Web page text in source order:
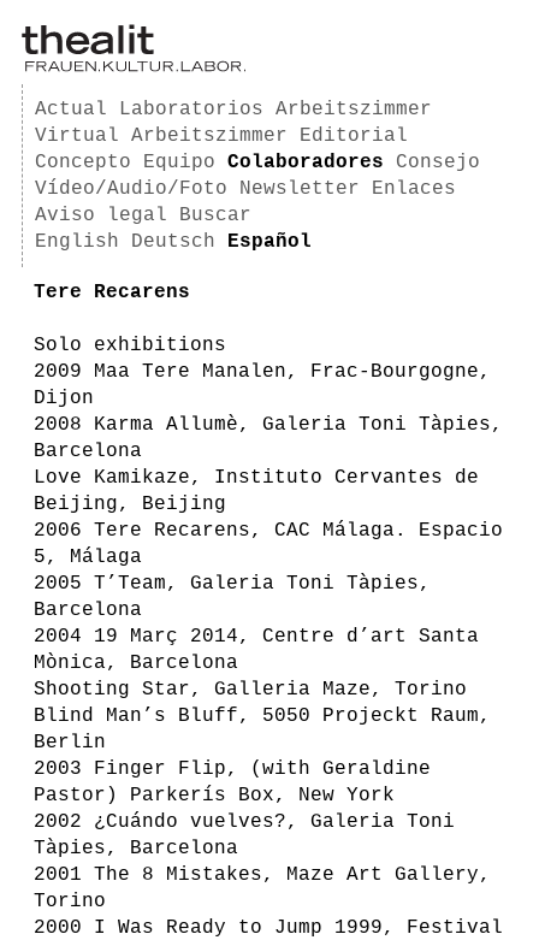
Actual Laboratorios
Arbeitszimmer
Virtual Arbeitszimmer
Editorial
Concepto
Equipo Colaboradores
Consejo
Vídeo/Audio/Foto
Newsletter
Enlaces
Aviso legal
Buscar
English
Deutsch Español
Tere Recarens
Solo exhibitions
2009 Maa Tere Manalen, Frac-Bourgogne,
Dijon
2008 Karma Allumè, Galeria Toni Tàpies,
Barcelona
Love Kamikaze, Instituto Cervantes de
Beijing, Beijing
2006 Tere Recarens, CAC Málaga. Espacio
5, Málaga
2005 T’Team, Galeria Toni Tàpies,
Barcelona
2004 19 Març 2014, Centre d’art Santa
Mònica, Barcelona
Shooting Star, Galleria Maze, Torino
Blind Man’s Bluff, 5050 Projeckt Raum,
Berlin
2003 Finger Flip, (with Geraldine
Pastor) Parkerís Box, New York
2002 ¿Cuándo vuelves?, Galeria Toni
Tàpies, Barcelona
2001 The 8 Mistakes, Maze Art Gallery,
Torino
2000 I Was Ready to Jump 1999, Festival